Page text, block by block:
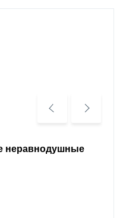
неравнодушные